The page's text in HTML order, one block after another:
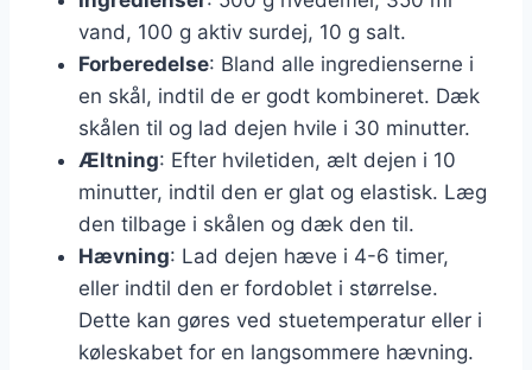
vand, 100 g aktiv surdej, 10 g salt.
Forberedelse: Bland alle ingredienserne i
en skål, indtil de er godt kombineret. Dæk
skålen til og lad dejen hvile i 30 minutter.
Æltning: Efter hviletiden, ælt dejen i 10
minutter, indtil den er glat og elastisk. Læg
den tilbage i skålen og dæk den til.
Hævning: Lad dejen hæve i 4-6 timer,
eller indtil den er fordoblet i størrelse.
Dette kan gøres ved stuetemperatur eller i
køleskabet for en langsommere hævning.